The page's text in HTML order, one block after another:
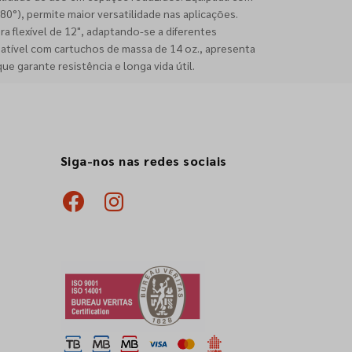
permite maior versatilidade nas aplicações.
flexível de 12", adaptando-se a diferentes
com cartuchos de massa de 14 oz., apresenta
garante resistência e longa vida útil.
Siga-nos nas redes sociais